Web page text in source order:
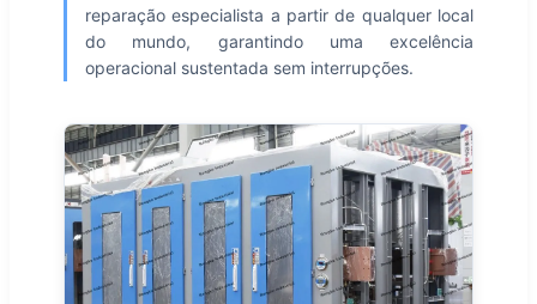
reparação especialista a partir de qualquer local
do mundo, garantindo uma excelência
operacional sustentada sem interrupções.